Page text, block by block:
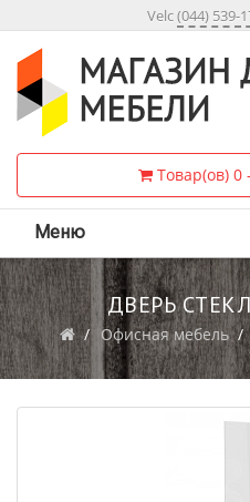
Velc(044) 539-
Товар(ов) 0
Меню
ДВЕРЬ
Офисная мебель